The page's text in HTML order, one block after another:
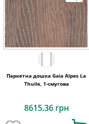
Паркетна дошка Gaia Alpes La
Thuile, 1-смугова
8615.36 грн